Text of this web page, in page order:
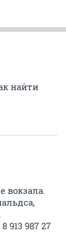
найти
вокзала.
913 987 27